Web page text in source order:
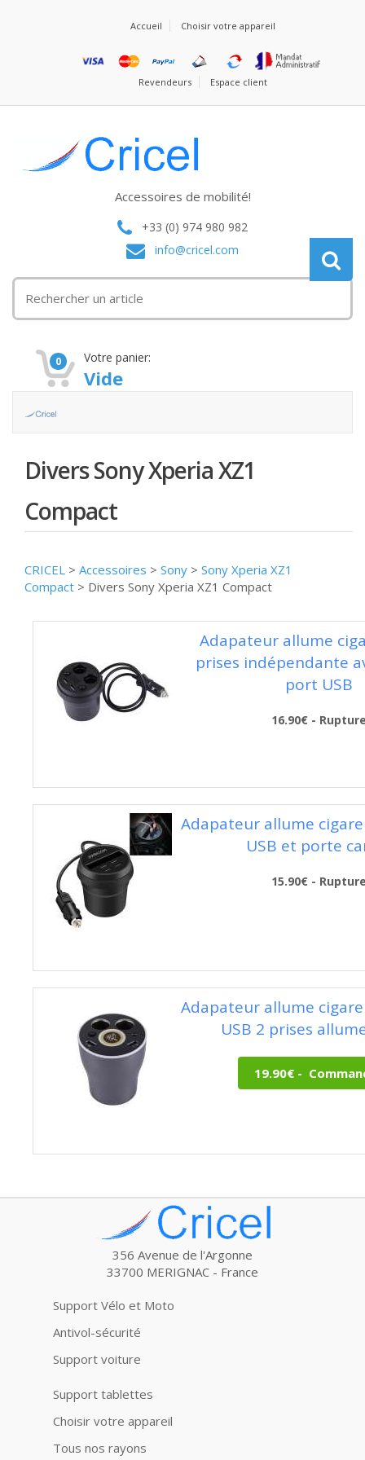
Accueil Choisir votre appareil
Revendeurs Espace client
Accessoires de mobilité!
+33 (0) 974 980 982
info@cricel.com
0 Votre panier:
Vide
Divers Sony Xperia XZ1
Compact
CRICEL > Accessoires > Sony > Sony Xperia XZ1
Compact > Divers Sony Xperia XZ1 Compact
Adapateur allume
prises indépendante
port USB
16.90€ -
Adapateur allume
USB et porte
15.90€ -
Adapateur allume
USB 2 prises
356 Avenue de l'Argonne
33700 MERIGNAC - France
Support Vélo et Moto
Antivol-sécurité
Support voiture
Support tablettes
Choisir votre appareil
Tous nos rayons